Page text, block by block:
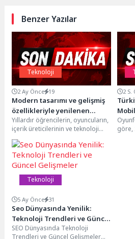
Benzer Yazılar
Teknoloji
2 Ay Önce 19
Modern tasarımı ve gelişmiş
özellikleriyle yenilenen
ikonik Monster Çanta, yapay
zekâ ile hazırlanan nostaljik
reklam filmiyle geri döndü.
Yıllardır öğrencilerin, oyuncuların,
içerik üreticilerinin ve teknoloji
tutkunlarının omzundan eksik
olmayan ikonik Monster
Notebook çantası...
2 S.
göre,
Teknoloji
5 Ay Önce 31
Seo Dünyasında Yenilik:
Teknoloji Trendleri ve Güncel
Gelişmeler
SEO Dünyasında Teknoloji
Trendleri ve Güncel Gelişmeler